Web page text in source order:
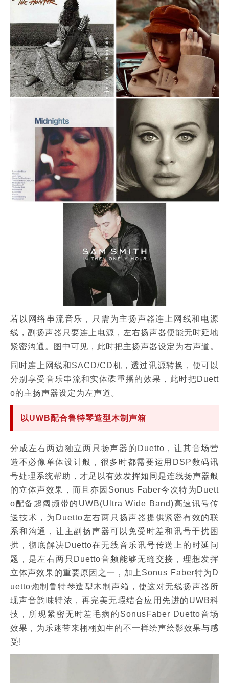
若以网络串流音乐，只需为主扬声器连上网线和电源
线，副扬声器只要连上电源，左右扬声器便能无时延地
紧密沟通。图中可见，此时把主扬声器设定为右声道。
同时连上网线和SACD/CD机，透过讯源转换，便可以
分别享受音乐串流和实体碟重播的效果，此时把Duett
o的主扬声器设定为左声道。
以UWB配合鲁特琴造型木制声箱
分成左右两边独立两只扬声器的Duetto，让其音场营
造不必像单体设计般，很多时都需要运用DSP数码讯
号处理系统帮助，才足以有效发挥如同是连线扬声器般
的立体声效果，而且亦因Sonus Faber今次特为Duett
o配备超阔频带的UWB(Ultra Wide Band)高速讯号传
送技术，为Duetto左右两只扬声器提供紧密有效的联
系和沟通，让主副扬声器可以免受时差和讯号干扰困
扰，彻底解决Duetto在无线音乐讯号传送上的时延问
题，是左右两只Duetto音频能够无缝交接，理想发挥
立体声效果的重要原因之一，加上Sonus Faber特为D
uetto炮制鲁特琴造型木制声箱，使这对无线扬声器所
现声音韵味特浓，再完美无瑕结合应用先进的UWB科
技，所现紧密无时差毛病的SonusFaber Duetto音场
效果，为乐迷带来栩栩如生的不一样绘声绘影效果与感
受!